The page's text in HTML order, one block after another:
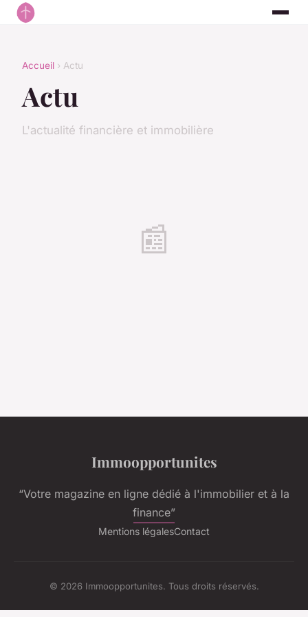
Accueil › Actu
Actu
L'actualité financière et immobilière
📰
Immoopportunites
“Votre magazine en ligne dédié à l'immobilier et à la
finance”
Mentions légalesContact
© 2026 Immoopportunites. Tous droits réservés.